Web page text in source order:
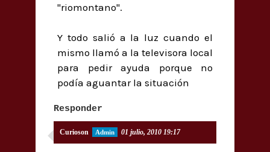
"riomontano".
Y todo salió a la luz cuando el
mismo llamó a la televisora local
para pedir ayuda porque no
podía aguantar la situación
Responder
Curioson 01 julio, 2010 19:17